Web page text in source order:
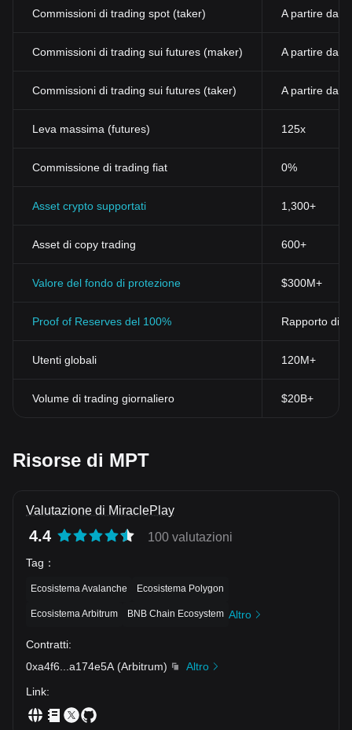
Commissioni di trading spot (taker) A partire
Commissioni di trading sui futures (maker) A partire dallo
Commissioni di trading sui futures (taker) A partire
Leva massima (futures) 125x
Commissione di trading fiat 0%
Asset crypto supportati 1,300+
Asset di copy trading 600+
Valore del fondo di protezione $300M+
Proof of Reserves del 100% Rapporto di
Utenti globali 120M+
Volume di trading giornaliero $20B+
Risorse di MPT
Valutazione di MiraclePlay
4.4 100 valutazioni
Tag ：
Ecosistema Avalanche Ecosistema Polygon
Ecosistema Arbitrum BNB Chain Ecosystem Altro
Contratti:
0xa4f6
a174e5A (Arbitrum)
Altro
Link: